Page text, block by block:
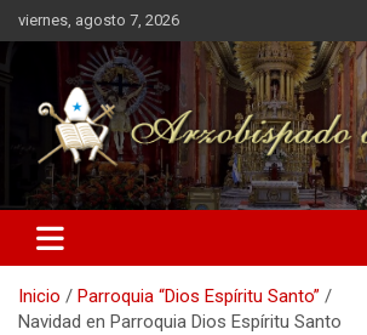
Saltar
al
contenido
viernes, agosto 7, 2026
Arzobispado de Salta
Arzobispado de Salta
Inicio
Parroquia “Dios Espíritu Santo”
Navidad en Parroquia Dios Espíritu Santo